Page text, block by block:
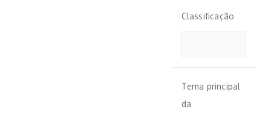
Classificação
Tema principal
da